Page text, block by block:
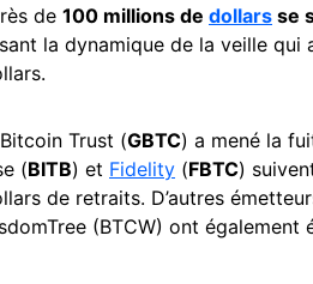
de 100 millions de dollars se
la dynamique de la veille
Bitcoin Trust (GBTC) a mené la
(BITB) et Fidelity (FBTC)
de retraits. D’autres
(BTCW) ont également